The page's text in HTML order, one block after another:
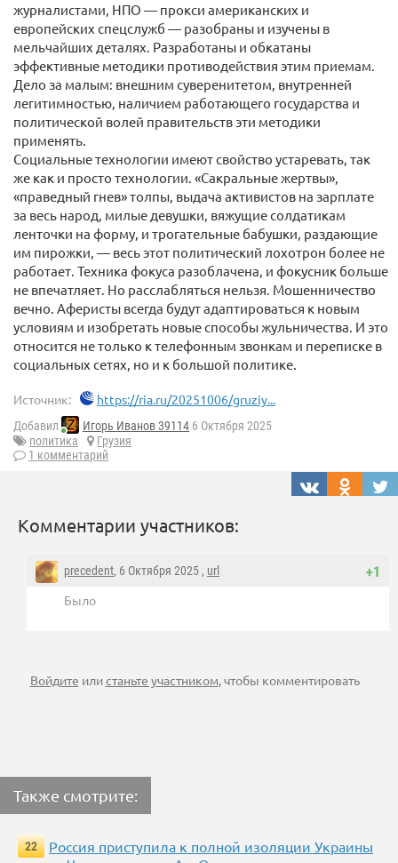
журналистами, НПО — прокси американских и
европейских спецслужб — разобраны и изучены в
мельчайших деталях. Разработаны и обкатаны
эффективные методики противодействия этим приемам.
Дело за малым: внешним суверенитетом, внутренней
легитимностью, наличием работающего государства и
политической волей правительств эти методики
применять.
Социальные технологии имеют свойство устаревать, так
же как и просто технологии. «Сакральные жертвы»,
«праведный гнев» толпы, выдача активистов на зарплате
за весь народ, милые девушки, вяжущие солдатикам
ленточки на форму, и трогательные бабушки, раздающие
им пирожки, — весь этот политический лохотрон более не
работает. Техника фокуса разоблачена, и фокусник больше
не впечатляет. Но расслабляться нельзя. Мошенничество
вечно. Аферисты всегда будут адаптироваться к новым
условиям и изобретать новые способы жульничества. И это
относится не только к телефонным звонкам и переписке в
социальных сетях, но и к большой политике.
Источник: https://ria.ru/20251006/gruziy...
Добавил Игорь Иванов 39114 6 Октября 2025
политика
Грузия
1 комментарий
Комментарии участников:
+1
precedent, 6 Октября 2025 , url
Было
Войдите илистаньте участником, чтобы комментировать
Также смотрите:
22
Россия приступила к полной изоляции Украины